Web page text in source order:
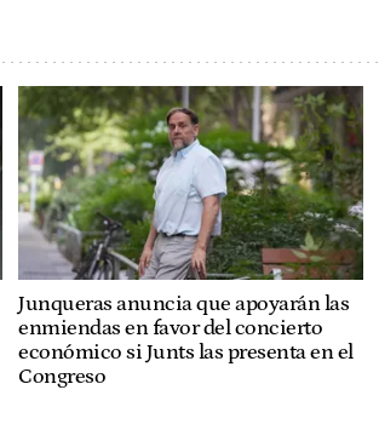
Junqueras anuncia que apoyarán las
enmiendas en favor del concierto
económico si Junts las presenta en el
Congreso